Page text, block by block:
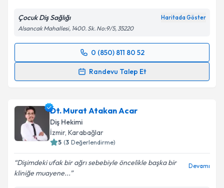
Çocuk Diş Sağlığı Haritada Göster
Alsancak Mahallesi, 1400. Sk. No:9/5, 35220
0 (850) 811 80 52
Randevu Talep Et
Randevu Takvimi Talebi
takvim hazırlandığında e-posta ile bilgilendireceğiz.
E-posta Adresiniz
Kişisel verilerimin işlenmesine ilişkin
Dt. Murat Atakan Acar
Diş Hekimi
İzmir, Karabağlar
5 (3 Değerlendirme)
Dişimdeki ufak bir ağrı sebebiyle öncelikle başka bir
kliniğe muayene...
Devamı